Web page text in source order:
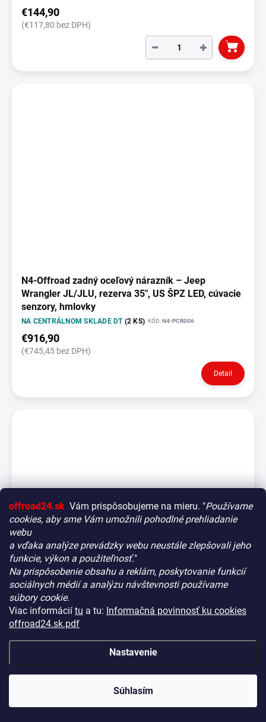
offroad24.sk Vám prispôsobujeme na mieru. "Používame
cookies, aby sme Vám umožnili pohodlné prehliadanie
webu
a vďaka analýze prevádzky webu neustále zlepšovali jeho
funkcie, výkon a použiteľnosť."
Na prispôsobenie obsahu a reklám, poskytovanie funkcií
sociálnych médií a analýzu návštevnosti používame
súbory cookie.
Viac informácií tu a tu: Informačná povinnosť ku cookies
offroad24.sk.pdf
Nastavenie
Súhlasím
Vitajte! Aby bolo hľadanie tých správnych dielov pre vaše
vozidlo čo najrýchlejšie a najpresnejšie, máme pre vás
malý tip:
Začnite výberom vášho vozidla– Týmto krokom si
zaistíte, že uvidíte len kompatibilné produkty.
filtre. Použite ich! Ušetria vám kopu času a pomôžu nájsť
presne to, čo hľadáte, behom sekúnd.
€144,90
(€117,80 bez DPH)
+
−
N4-Offroad zadný oceľový nárazník – Jeep
Wrangler JL/JLU, rezerva 35", US ŠPZ LED, cúvacie
senzory, hmlovky
NA CENTRÁLNOM SKLADE DT (2 KS) KÓD:N4-PCR006
€916,90
(€745,45 bez DPH)
Detail
N4-Offroad predný oceľový nárazník s integrovanou
doskou navijaka – Jeep Wrangler JL, Gladiator JT,
NA CENTRÁLNOM SKLADE DT (3 KS) KÓD:
(€821,06 bez DPH)